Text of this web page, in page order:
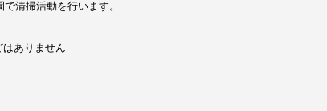
清掃活動を行います。
ありません